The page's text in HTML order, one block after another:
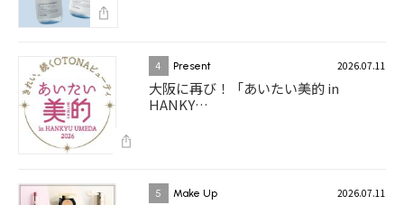
4 Present 2026.07.11
大阪に再び！「あいたい美的 in
HANKY…
5 Make Up 2026.07.11